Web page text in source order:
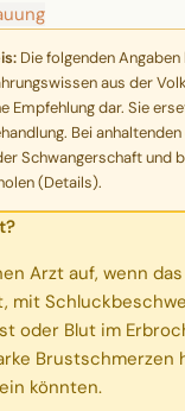
Die folgenden
aus der
Empfehlung dar. Sie
Bei
Schwangerschaft und
(Details).
Arzt auf, wenn
mit
oder Blut im
Brustschmerzen
könnten.